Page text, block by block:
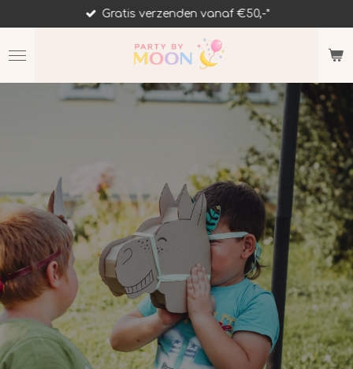
direct
naar
de
hoofdinhoud
Gratis verzenden vanaf €50,-*